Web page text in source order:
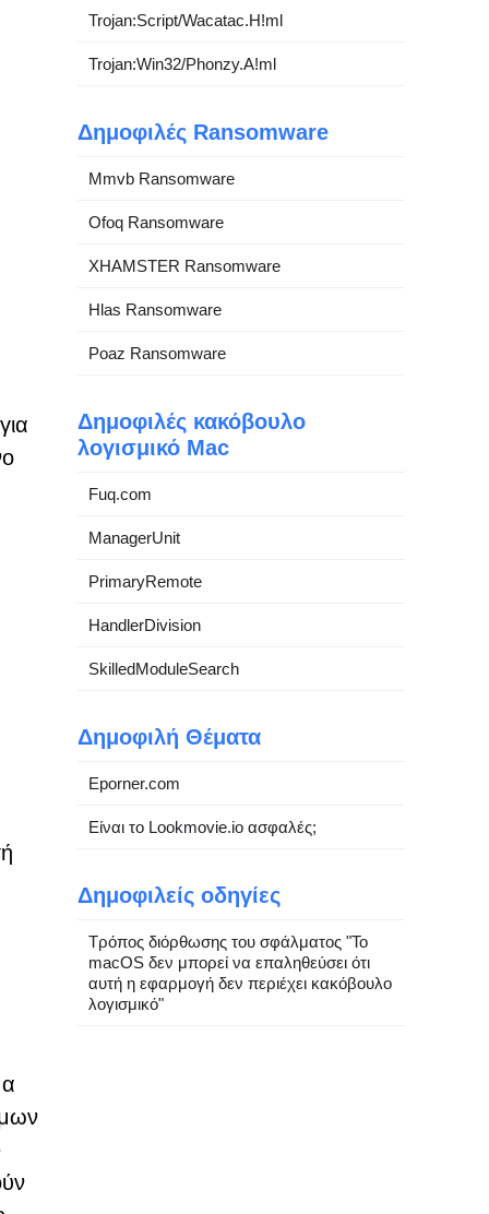
Trojan:Script/Wacatac.H!ml
Trojan:Win32/Phonzy.A!ml
Δημοφιλές Ransomware
Mmvb Ransomware
Ofoq Ransomware
XHAMSTER Ransomware
Hlas Ransomware
Poaz Ransomware
Δημοφιλές κακόβουλο
λογισμικό Mac
Fuq.com
ManagerUnit
PrimaryRemote
HandlerDivision
SkilledModuleSearch
Δημοφιλή Θέματα
Eporner.com
Είναι το Lookmovie.io ασφαλές;
Δημοφιλείς οδηγίες
Τρόπος διόρθωσης του σφάλματος "Το
macOS δεν μπορεί να επαληθεύσει ότι
αυτή η εφαρμογή δεν περιέχει κακόβουλο
λογισμικό"